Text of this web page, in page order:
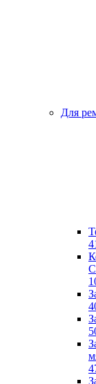
Для